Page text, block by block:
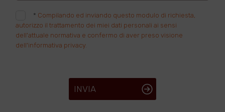
* Compilando ed inviando questo modulo di richiesta,
autorizzo il trattamento dei miei dati personali ai sensi
dell'attuale normativa e confermo di aver preso visione
dell'informativa privacy.
INVIA